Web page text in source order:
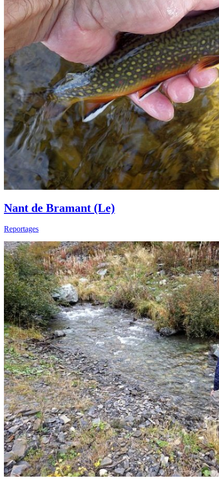
Nant de Bramant (Le)
Reportages